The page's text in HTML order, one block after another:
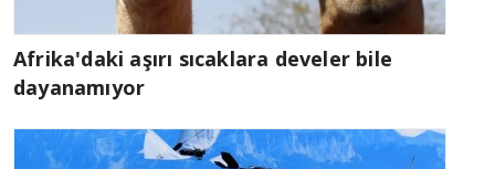
Afrika'daki aşırı sıcaklara develer bile
dayanamıyor